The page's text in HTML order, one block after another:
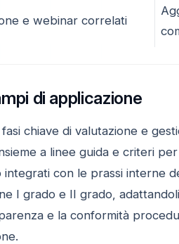
e webinar correlati
di applicazione
chiave di valutazione e
a linee guida e criteri
con le prassi interne
I grado e II grado,
e la conformità